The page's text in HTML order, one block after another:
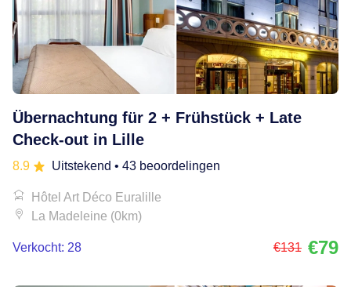
Übernachtung für 2 + Frühstück + Late
Check-out in Lille
8.9 Uitstekend • 43 beoordelingen
Hôtel Art Déco Euralille
La Madeleine (0km)
Verkocht: 28 €131 €79